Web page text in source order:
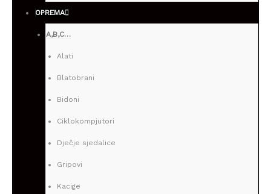
OPREMA
A,B,C…
Alati
Blatobrani
Bidoni
Ciklokompjutori
Dječje sjedalice
Gripovi
Kacige